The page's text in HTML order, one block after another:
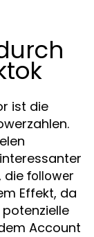
ist die
die follower
Effekt, da
Account